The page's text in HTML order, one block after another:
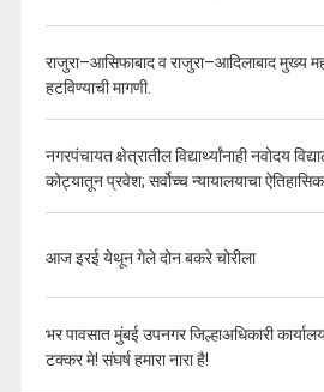
राजुरा–आसिफाबाद व राजुरा–आदिलाबाद मुख्य
हटविण्याची मागणी.
नगरपंचायत क्षेत्रातील विद्यार्थ्यांनाही नवोदय
कोट्यातून प्रवेश; सर्वोच्च न्यायालयाचा ऐतिहासिक
आज इरई येथून गेले दोन बकरे चोरीला
भर पावसात मुंबई उपनगर जिल्हाअधिकारी
टक्कर मे! संघर्ष हमारा नारा है!